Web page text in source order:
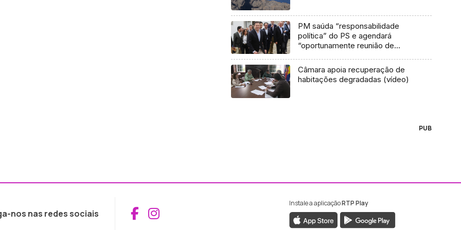
PM saúda “responsabilidade
política” do PS e agendará
“oportunamente reunião de
Câmara apoia recuperação de
habitações degradadas (vídeo)
PUB
nos nas redes sociais Aceder ao Facebook da RTP Madeira
Aceder ao Instagram da RTP Madeira
Instale a aplicaçãoRTP Play